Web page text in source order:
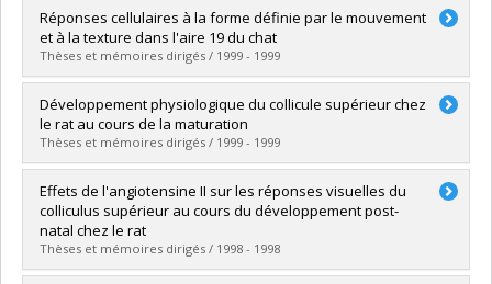
Graduate :Bretzner, Frédéric
Cycle :Master's
Grade :M. Sc.
Lien vers le document dans Papyrus
Réponses cellulaires à la forme définie par le mouvement
et à la texture dans l'aire 19 du chat
Thèses et mémoires dirigés / 1999 - 1999
Graduate :Khayat, Paul
Cycle :Master's
Grade :M. Sc.
Lien vers le document dans Papyrus
Développement physiologique du collicule supérieur chez
le rat au cours de la maturation
Thèses et mémoires dirigés / 1999 - 1999
Graduate :Fortin, Stéphane
Cycle :Doctoral
Grade :Ph. D.
Lien vers le document dans Papyrus
Effets de l'angiotensine II sur les réponses visuelles du
colliculus supérieur au cours du développement post-
natal chez le rat
Thèses et mémoires dirigés / 1998 - 1998